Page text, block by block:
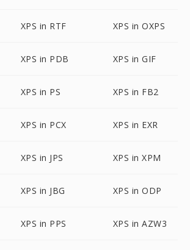
XPS in RTF XPS in OXPS
XPS in PDB XPS in GIF
XPS in PS XPS in FB2
XPS in PCX XPS in EXR
XPS in JPS XPS in XPM
XPS in JBG XPS in ODP
XPS in PPS XPS in AZW3